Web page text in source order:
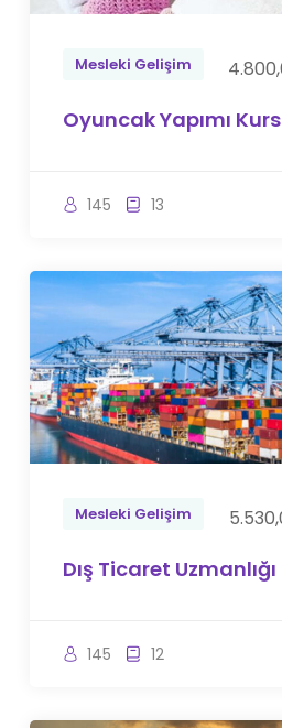
Mesleki Gelişim
Oyuncak Yapımı
145 13
Mesleki Gelişim
Dış Ticaret
145 12